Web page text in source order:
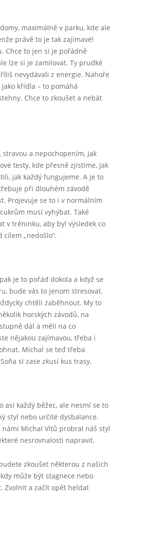
maximálně v parku, kde ale
právě to je tak zajímavé!
Chce to jen si je pořádně
lze si je zamilovat. Ty prudké
nevydávali z energie. Nahoře
křídla – to pomáhá
Chce to zkoušet a nebát
a nepochopením, jak
testy, kde přesně zjistíme, jak
jak každý fungujeme. A je to
při dlouhém závodě
Projevuje se to i v normálním
musí vyhýbat. Také
v tréninku, aby byl výsledek co
„nedošlo“.
je to pořád dokola a když se
bude vás to jenom stresovat.
chtěli zaběhnout. My to
horských závodů, na
dál a měli na co
nějakou zajímavou, třeba i
Michal se teď třeba
si zase zkusí kus trasy.
asi každý běžec, ale nesmí se to
styl nebo určité dysbalance.
námi Michal Vítů probral náš styl
nesrovnalosti napravit.
zkoušet některou z našich
může být stagnece nebo
Zvolnit a začít opět heldat